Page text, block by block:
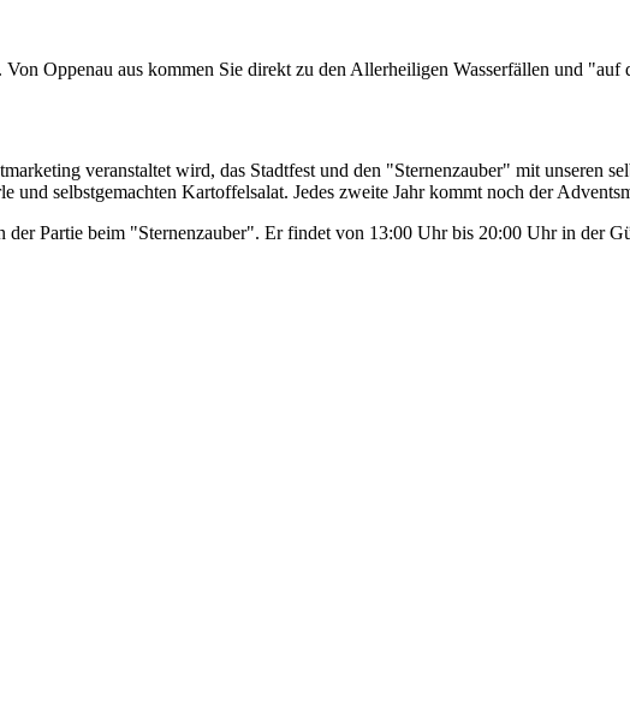
Oppenau aus kommen Sie direkt zu den Allerheiligen Wasserfällen und
veranstaltet wird, das Stadtfest und den "Sternenzauber" mit unseren
und selbstgemachten Kartoffelsalat. Jedes zweite Jahr kommt noch der
Partie beim "Sternenzauber". Er findet von 13:00 Uhr bis 20:00 Uhr in der